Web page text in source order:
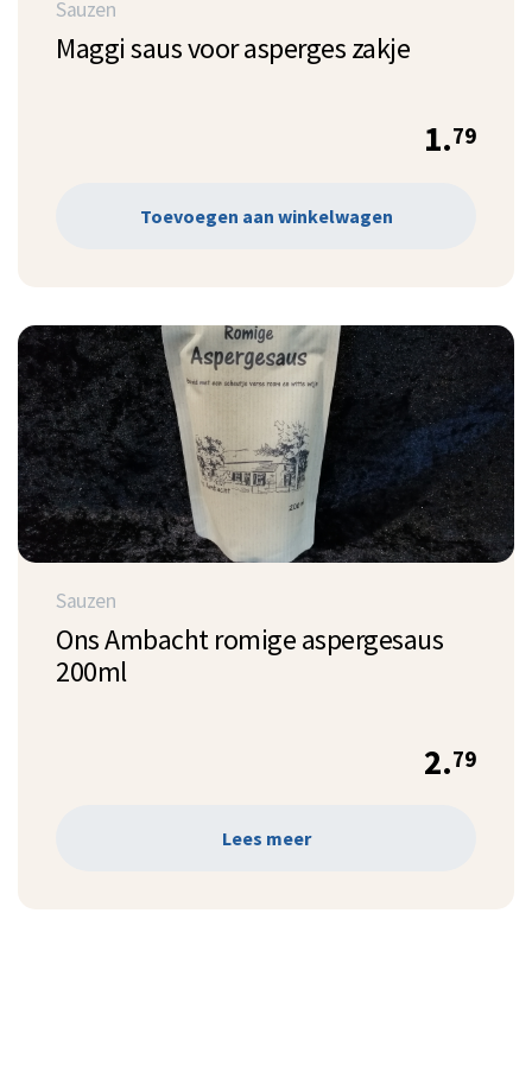
Sauzen
Maggi saus voor asperges zakje
1.79
Toevoegen aan winkelwagen
Sauzen
Ons Ambacht romige aspergesaus
200ml
2.79
Lees meer